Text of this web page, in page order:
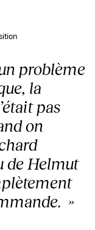
problème
la
pas
on
de Helmut
»